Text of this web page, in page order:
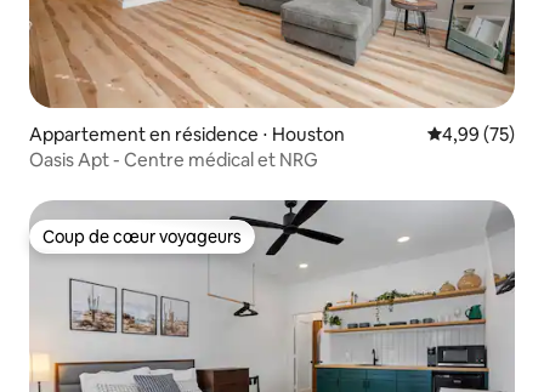
Appartement en résidence ⋅ Houston Évaluation
4,99 (75)
Oasis Apt - Centre médical et NRG
Coup de cœur voyageurs
Coup de cœur voyageurs